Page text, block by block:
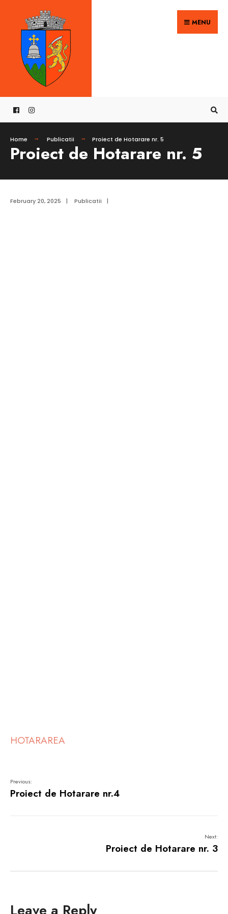
content
MENU
Home Publicatii Proiect de Hotarare nr. 5
Proiect de Hotarare nr. 5
February 20, 2025 | Publicatii |
HOTARAREA
Previous:
Proiect de Hotarare nr.4
Next:
Proiect de Hotarare nr. 3
Search
for: